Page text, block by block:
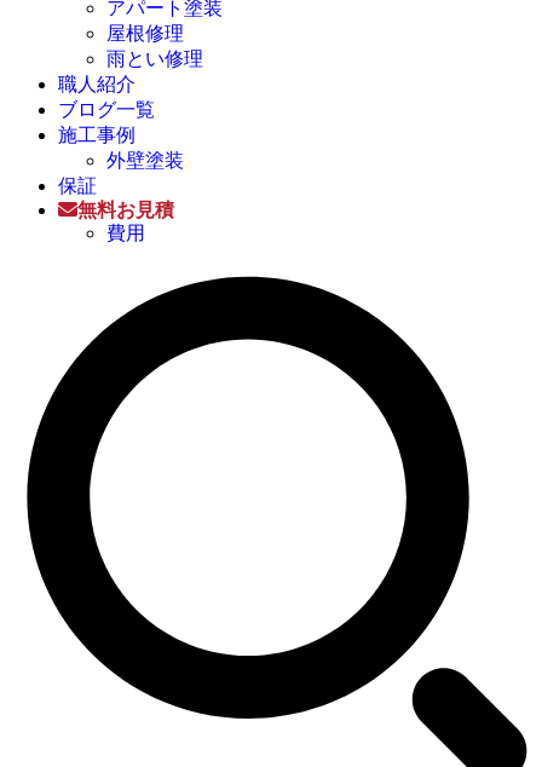
アパート塗装
屋根修理
雨とい修理
職人紹介
ブログ一覧
施工事例
外壁塗装
保証
無料お見積
費用